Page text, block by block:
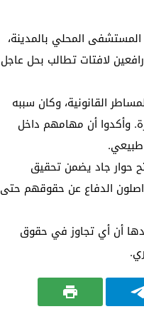
المحلي بالمدينة،
لافتات تطالب بحل عاجل
القانونية، وكان سببه
وأكدوا أن مهامهم داخل
حوار جاد يضمن تحقيق
الدفاع عن حقوقهم حتى
أن أي تجاوز في حقوق